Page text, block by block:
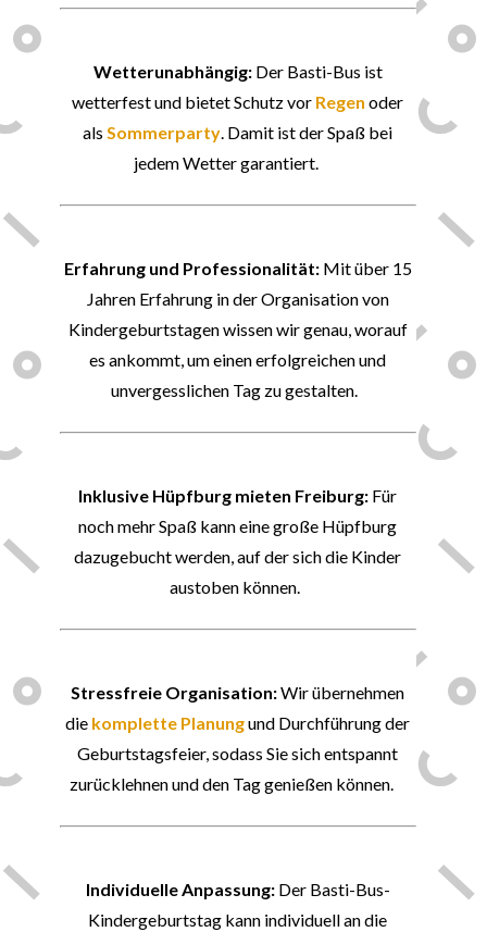
Wetterunabhängig:Der Basti-Bus ist
wetterfest und bietet Schutz vor Regen oder
alsSommerparty. Damit ist der Spaß bei
jedem Wetter garantiert.
Erfahrung und Professionalität:Mit über 15
Jahren Erfahrung in der Organisation von
Kindergeburtstagen wissen wir genau, worauf
es ankommt, um einen erfolgreichen und
unvergesslichen Tag zu gestalten.
Inklusive Hüpfburg mieten Freiburg: Für
noch mehr Spaß kann eine große Hüpfburg
dazugebuchtwerden, auf der sich die Kinder
austoben können.
Stressfreie Organisation:Wir übernehmen
die komplette Planungund Durchführung der
Geburtstagsfeier, sodass Sie sich entspannt
zurücklehnen und den Tag genießen können.
Individuelle Anpassung:Der Basti-Bus-
Kindergeburtstag kann individuell an die